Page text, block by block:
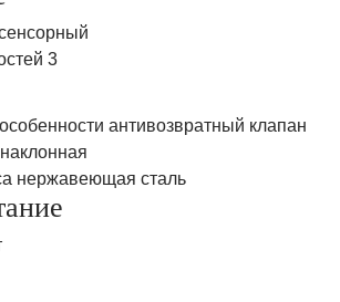
3
антивозвратный клапан
нержавеющая сталь